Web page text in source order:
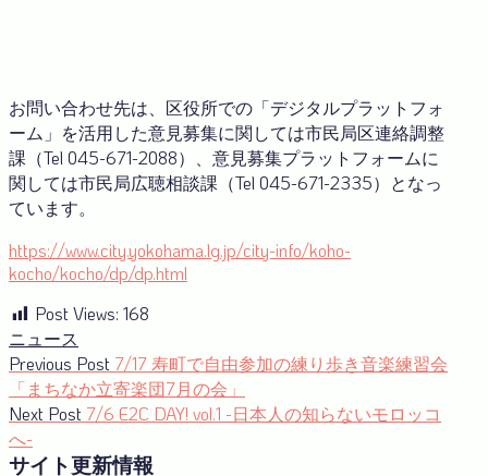
お問い合わせ先は、区役所での「デジタルプラットフォ
ーム」を活用した意見募集に関しては市民局区連絡調整
課（Tel 045-671-2088）、意見募集プラットフォームに
関しては市民局広聴相談課（Tel 045-671-2335）となっ
ています。
https://www.city.yokohama.lg.jp/city-info/koho-
kocho/kocho/dp/dp.html
Post Views: 168
ニュース
投
稿
ナ
Previous Post Previous
post:
7/17 寿町で自由参加の練り歩き音楽練習会
「まちなか立寄楽団7月の会」
Next Post Next
7/6 E2C DAY! vol.1 -日本人の知らないモロッコ
へ-
サイト更新情報